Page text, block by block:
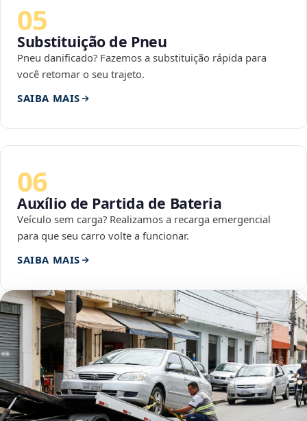
05
Substituição de Pneu
Pneu danificado? Fazemos a substituição rápida para
você retomar o seu trajeto.
SAIBA MAIS
06
Auxílio de Partida de Bateria
Veículo sem carga? Realizamos a recarga emergencial
para que seu carro volte a funcionar.
SAIBA MAIS